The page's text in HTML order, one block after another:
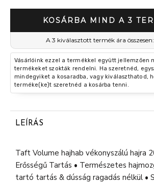
KOSÁRBA MIND A 3
A 3 kiválasztott termék ára összesen:
Vásárlóink ezzel a termékkel együtt jellemzően
termékeket szokták rendelni. Ha szeretnéd,
mindegyiket a kosaradba, vagy kiválaszthatod,
terméke(ke)t szeretnéd a kosárba tenni.
LEÍRÁS
Taft Volume hajhab vékonyszálú hajra
Erősségű Tartás • Természetes
tartó tartás & dússág ragadás nélkül •